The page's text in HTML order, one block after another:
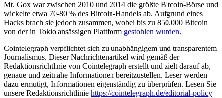
Mt. Gox war zwischen 2010 und 2014 die größte Bitcoin-Börse und
wickelte etwa 70-80 % des Bitcoin-Handels ab. Aufgrund eines
Hacks brach sie jedoch zusammen, wobei bis zu 850.000 Bitcoin
von der in Tokio ansässigen Plattform gestohlen wurden.
Cointelegraph verpflichtet sich zu unabhängigem und transparentem
Journalismus. Dieser Nachrichtenartikel wird gemäß der
Redaktionsrichtlinie von Cointelegraph erstellt und zielt darauf ab,
genaue und zeitnahe Informationen bereitzustellen. Leser werden
dazu ermutigt, Informationen eigenständig zu überprüfen. Lesen Sie
unsere Redaktionsrichtlinie https://cointelegraph.de/editorial-policy